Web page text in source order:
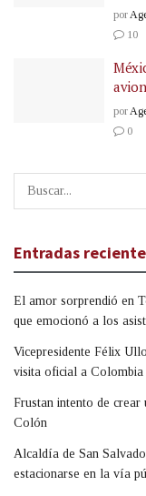
por
10
por
0
Entradas
El amor sorprendió en
que emocionó a los
Vicepresidente Félix
visita oficial a Colombia
Frustan intento de crear
Colón
Alcaldía de San
estacionarse en la vía